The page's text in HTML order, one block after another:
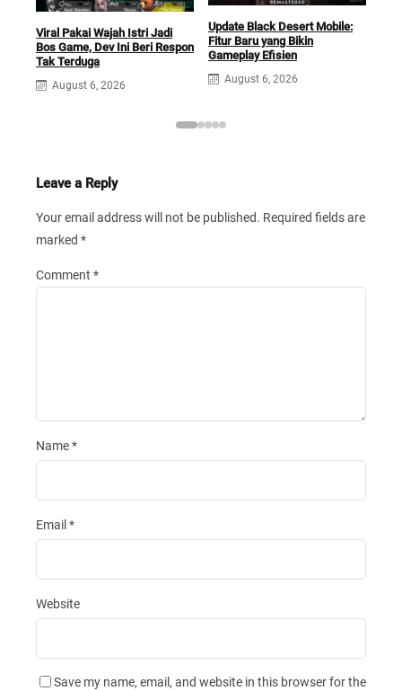
Viral Pakai Wajah Istri Jadi
Bos Game, Dev Ini Beri Respon
Tak Terduga
August 6, 2026
Update Black Desert Mobile:
Fitur Baru yang Bikin
Gameplay Efisien
August 6, 2026
Leave a Reply
Your email address will not be published. Required fields are
marked *
Comment *
Name*
Email *
Website
Save my name, email, and website in this browser for the